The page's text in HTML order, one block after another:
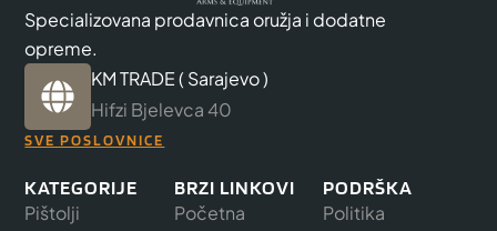
Specializovana prodavnica oružja i dodatne
opreme.
KM TRADE ( Sarajevo )
Hifzi Bjelevca 40
SVE POSLOVNICE
KATEGORIJE
Pištolji
BRZI LINKOVI
Početna
PODRŠKA
Politika